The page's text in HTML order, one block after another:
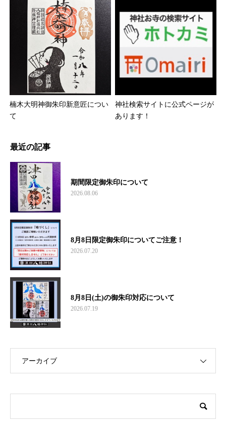
楠木大明神御朱印新意匠につい
て
神社検索サイトに公式ページが
あります！
最近の記事
期間限定御朱印について
2026.08.06
8月8日限定御朱印についてご注意！
2026.07.20
8月8日(土)の御朱印対応について
2026.07.19
アーカイブ